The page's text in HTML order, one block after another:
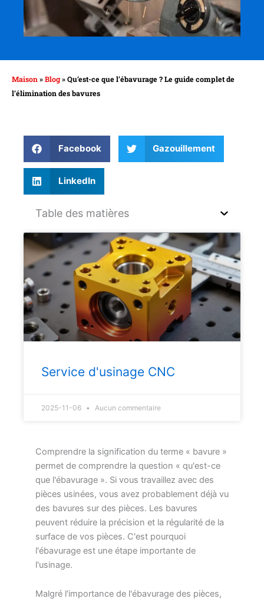
Maison »Blog»Qu’est-ce que l’ébavurage ? Le guide complet de
l’élimination des bavures
Facebook Gazouillement
LinkedIn
Table des matières
Service d'usinage CNC
2025-11-06 Aucun commentaire
Comprendre la signification du terme « bavure »
permet de comprendre la question « qu'est-ce
que l'ébavurage ». Si vous travaillez avec des
pièces usinées, vous avez probablement déjà vu
des bavures sur des pièces. Les bavures
peuvent réduire la précision et la régularité de la
surface de vos pièces. C'est pourquoi
l'ébavurage est une étape importante de
l'usinage.
Malgré l'importance de l'ébavurage des pièces,